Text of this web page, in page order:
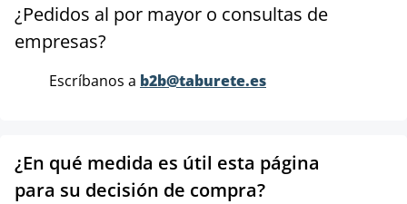
¿Pedidos al por mayor o consultas de
empresas?
Escríbanos a b2b@taburete.es
¿En qué medida es útil esta página
para su decisión de compra?